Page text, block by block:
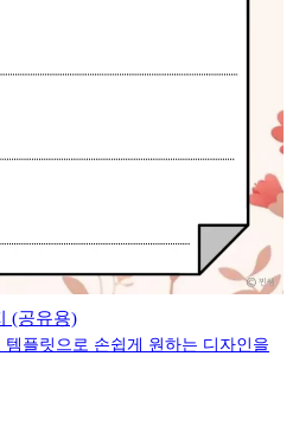
(공유용)
플릿으로 손쉽게 원하는 디자인을